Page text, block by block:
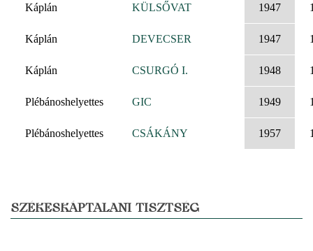
Káplán KÜLSŐVAT 1947
Káplán DEVECSER 1947
Káplán CSURGÓ I. 1948
Plébánoshelyettes GIC 1949
Plébánoshelyettes CSÁKÁNY 1957
SZÉKESKÁPTALANI TISZTSÉG